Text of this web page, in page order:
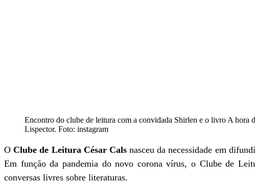
Encontro do clube de leitura com a convidada Shirlen e o livro A hora
Lispector. Foto: instagram
OClube de Leitura César Calsnasceu da necessidade em
Em função da pandemia do novo corona vírus, o Clube de
conversas livres sobre literaturas.